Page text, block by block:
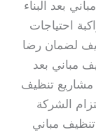
بعد البناء
احتياجات
لضمان رضا
مباني بعد
مشاريع تنظيف
الشركة
تنظيف مباني